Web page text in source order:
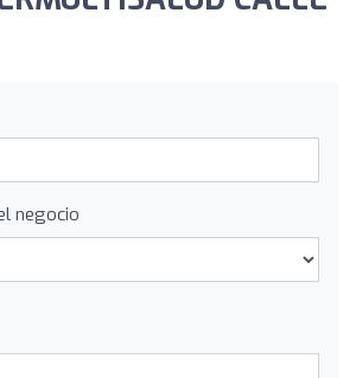
negocio